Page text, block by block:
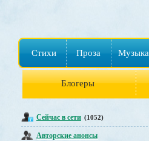
Стихи Проза Музыка
Блогеры
Сейчас в сети (1052)
Авторские анонсы